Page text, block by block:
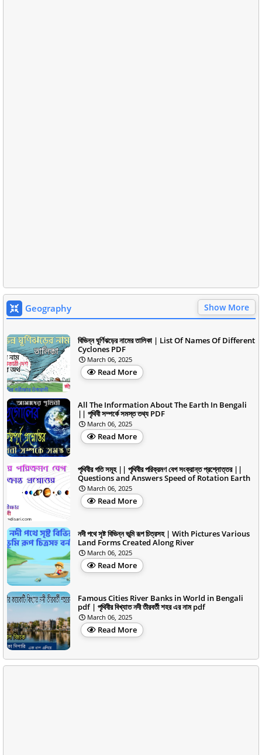
Geography Show More
বিভিন্ন ঘূর্ণিঝড়ের নামের তালিকা | List Of Names Of Different
Cyclones PDF
March 06, 2025
Read More
All The Information About The Earth In Bengali
|| পৃথিবী সম্পর্কে সমস্ত তথ্য PDF
March 06, 2025
Read More
পৃথিবীর গতি সমূহ || পৃথিবীর পরিক্রমণ বেগ সংক্রান্ত প্রশ্নোত্তর ||
Questions and Answers Speed of Rotation Earth
March 06, 2025
Read More
নদী পথে সৃষ্ট বিভিন্ন ভূমি রূপ চিত্রসহ | With Pictures Various
Land Forms Created Along River
March 06, 2025
Read More
Famous Cities River Banks in World in Bengali
pdf | পৃথিবীর বিখ্যাত নদী তীরবর্তী শহর এর নাম pdf
March 06, 2025
Read More